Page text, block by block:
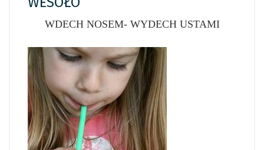
WDECH NOSEM- WYDECH USTAMI